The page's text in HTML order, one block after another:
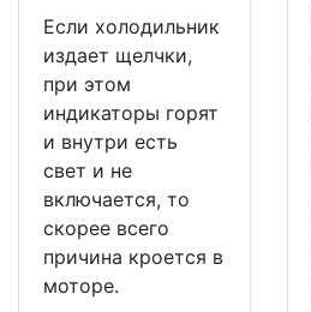
Если холодильник
издает щелчки,
при этом
индикаторы горят
и внутри есть
свет и не
включается, то
скорее всего
причина кроется в
моторе.